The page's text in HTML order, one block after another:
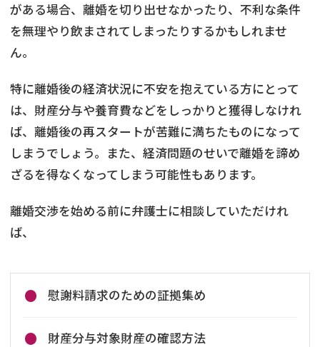
がある場合、離婚を切り出せなかったり、不利な条件
を無理やり飲まされてしまったりするかもしれませ
ん。
特に離婚後の経済状況に不安を抱えている方にとって
は、財産分与や養育費などをしっかりと獲得しなけれ
ば、離婚後の再スタートが苦難に満ちたものになって
しまうでしょう。また、経済問題のせいで離婚を諦め
ざるを得なくなってしまう可能性もあります。
離婚交渉を始める前に弁護士に相談していただけれ
ば、
慰謝料請求のための証拠集め
財産分与対象財産の確認方法